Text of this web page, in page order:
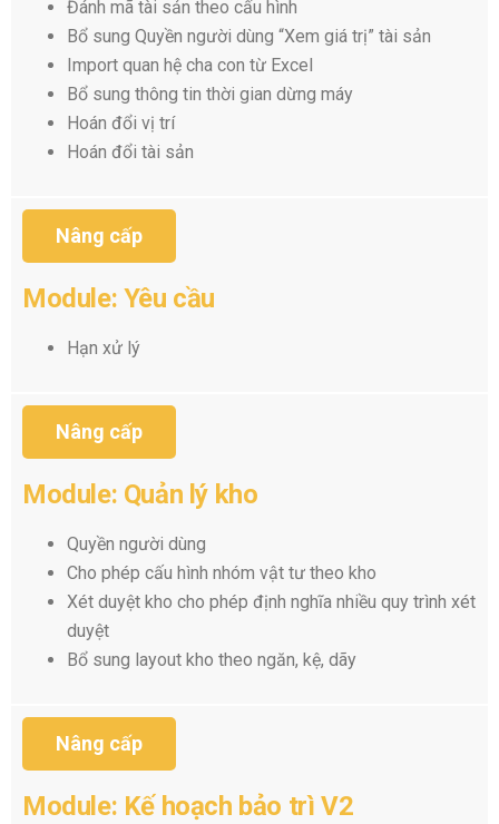
Đánh mã tài sản theo cấu hình
Bổ sung Quyền người dùng “Xem giá trị” tài sản
Import quan hệ cha con từ Excel
Bổ sung thông tin thời gian dừng máy
Hoán đổi vị trí
Hoán đổi tài sản
Nâng cấp
Module: Yêu cầu
Hạn xử lý
Nâng cấp
Module: Quản lý kho
Quyền người dùng
Cho phép cấu hình nhóm vật tư theo kho
Xét duyệt kho cho phép định nghĩa nhiều quy trình xét
duyệt
Bổ sung layout kho theo ngăn, kệ, dãy
Nâng cấp
Module: Kế hoạch bảo trì V2